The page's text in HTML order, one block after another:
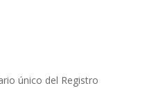
único del Registro